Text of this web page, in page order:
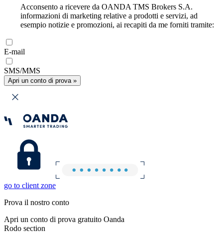
Acconsento a ricevere da OANDA TMS Brokers S.A.
informazioni di marketing relative a prodotti e servizi, ad
esempio notizie e promozioni, ai recapiti da me forniti tramite:
E-mail
SMS/MMS
Apri un conto di prova »
go to client zone
Prova il nostro conto
Apri un conto di prova gratuito Oanda
Rodo section